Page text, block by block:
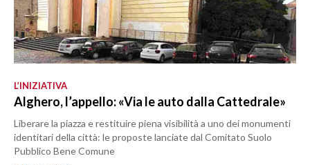
L’INIZIATIVA
Alghero, l’appello: «Via le auto dalla Cattedrale»
Liberare la piazza e restituire piena visibilità a uno dei monumenti
identitari della città: le proposte lanciate dal Comitato Suolo
Pubblico Bene Comune